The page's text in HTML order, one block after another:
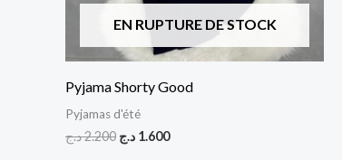
EN RUPTURE DE STOCK
Pyjama Shorty Good
Pyjamas d'été
2.200د.ج 1.600 د.ج